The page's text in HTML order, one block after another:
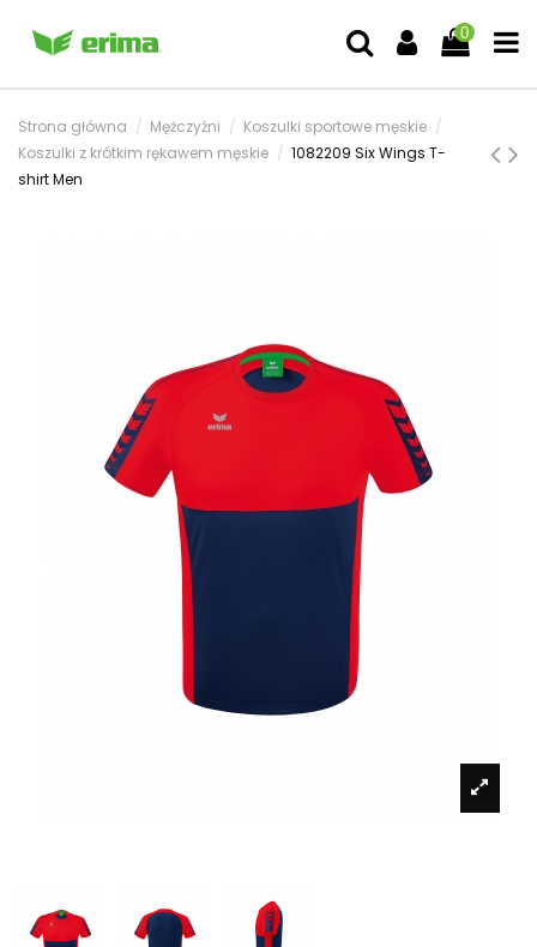
0
Strona główna Mężczyźni
Koszulki sportowe męskie
Koszulki z krótkim rękawem męskie
1082209 Six Wings T-
shirt Men